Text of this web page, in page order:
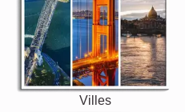
Villes